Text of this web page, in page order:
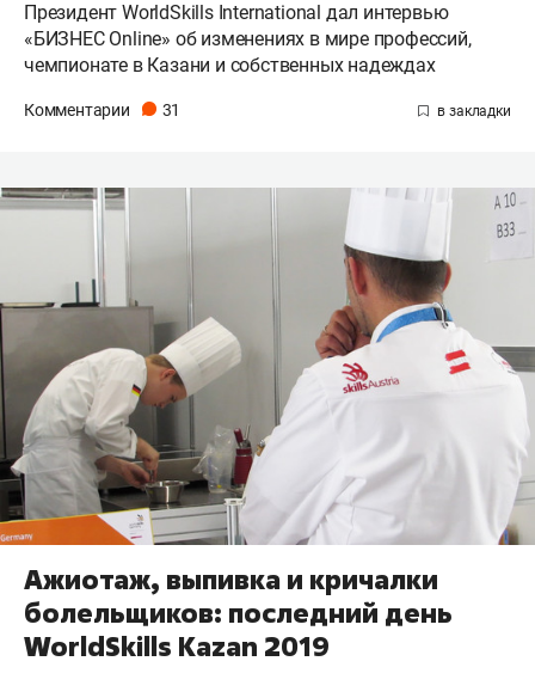
Президент WorldSkills International дал интервью
«БИЗНЕС Online» об изменениях в мире профессий,
чемпионате в Казани и собственных надеждах
Комментарии 31
Ажиотаж, выпивка и кричалки
болельщиков: последний день
WorldSkills Kazan 2019